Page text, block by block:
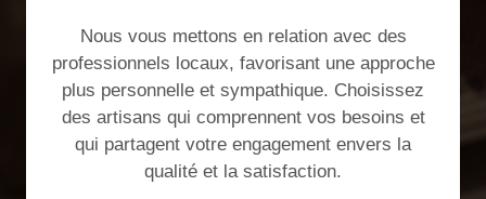
Nous vous mettons en relation avec des
professionnels locaux, favorisant une approche
plus personnelle et sympathique. Choisissez
des artisans qui comprennent vos besoins et
qui partagent votre engagement envers la
qualité et la satisfaction.